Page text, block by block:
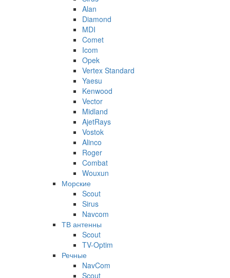
Alan
Diamond
MDI
Comet
Icom
Opek
Vertex Standard
Yaesu
Kenwood
Vector
Midland
AjetRays
Vostok
Alinco
Roger
Combat
Wouxun
Морские
Scout
Sirus
Navcom
ТВ антенны
Scout
TV-Optim
Речные
NavCom
Scout